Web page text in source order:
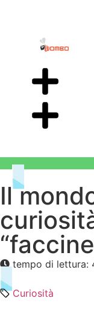
Il
tempo di lettura:
Curiosità